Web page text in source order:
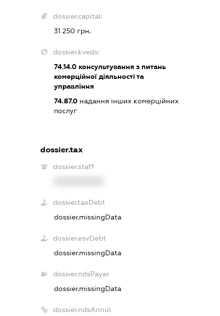
dossier.capital:
31 250 грн.
dossier.kveds:
74.14.0 консультування з питань
комерційної діяльності та
управління
74.87.0 надання інших комерційних
послуг
dossier.tax
dossier.staff
dossier.taxDebt
dossier.missingData
dossier.esvDebt
dossier.missingData
dossier.ndsPayer
dossier.missingData
dossier.ndsAnnul